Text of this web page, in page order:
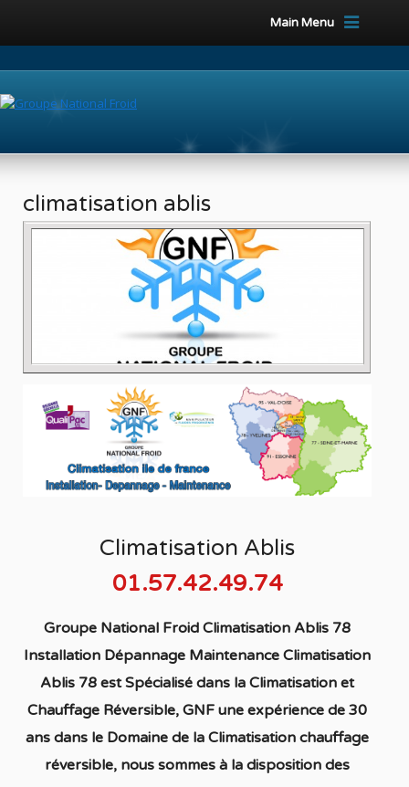
Main Menu
climatisation ablis
Climatisation Ablis
01.57.42.49.74
Groupe National Froid Climatisation Ablis 78
Installation Dépannage Maintenance Climatisation
Ablis 78est Spécialisé dans la Climatisation et
Chauffage Réversible, GNF une expérience de 30
ans dans le Domaine de la Climatisation chauffage
réversible, nous sommes à la disposition des